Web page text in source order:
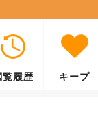
覧履歴 キープ